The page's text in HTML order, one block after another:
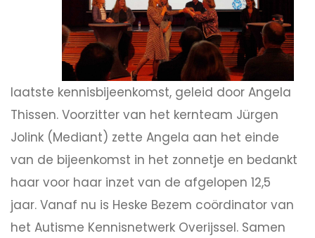
laatste kennisbijeenkomst, geleid door Angela
Thissen. Voorzitter van het kernteam Jürgen
Jolink (Mediant) zette Angela aan het einde
van de bijeenkomst in het zonnetje en bedankt
haar voor haar inzet van de afgelopen 12,5
jaar. Vanaf nu is Heske Bezem coördinator van
het Autisme Kennisnetwerk Overijssel. Samen